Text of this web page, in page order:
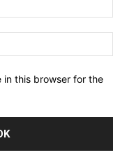
in this browser for the